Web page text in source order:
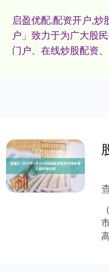
启盈优配,配资开户,炒
户」致力于为广大股
门户、在线炒股配资